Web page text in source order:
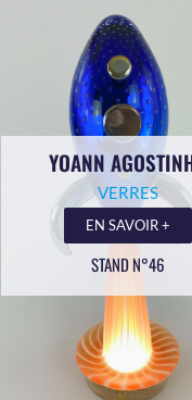
YOANN
VERRES
EN SAVOIR +
STAND N°46